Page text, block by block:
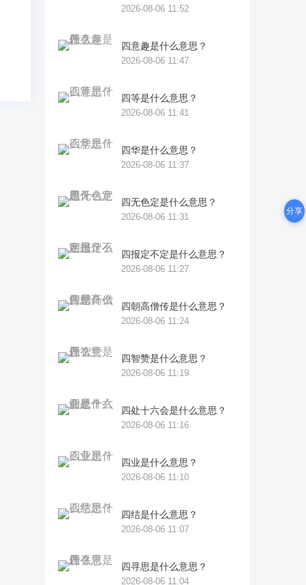
2026-08-06 11:52
四意趣是什么意思？
2026-08-06 11:47
四等是什么意思？
2026-08-06 11:41
四华是什么意思？
2026-08-06 11:37
四无色定是什么意思？
2026-08-06 11:31
四报定不定是什么意思？
2026-08-06 11:27
四朝高僧传是什么意思？
2026-08-06 11:24
四智赞是什么意思？
2026-08-06 11:19
四处十六会是什么意思？
2026-08-06 11:16
四业是什么意思？
2026-08-06 11:10
四结是什么意思？
2026-08-06 11:07
四寻思是什么意思？
2026-08-06 11:04
分享